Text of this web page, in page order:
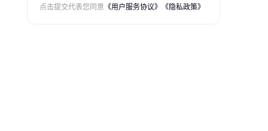
点击提交代表您同意 《用户服务协议》 《隐私政策》